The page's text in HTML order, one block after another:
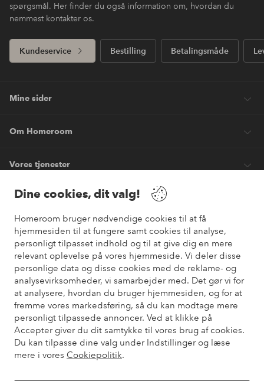
Dine cookies, dit valg!
Homeroom bruger nødvendige cookies til at få
hjemmesiden til at fungere samt cookies til analyse,
personligt tilpasset indhold og til at give dig en mere
relevant oplevelse på vores hjemmeside. Vi deler disse
personlige data og disse cookies med de reklame- og
analysevirksomheder, vi samarbejder med. Det gør vi for
at analysere, hvordan du bruger hjemmesiden, og for at
fremme vores markedsføring, så du kan modtage mere
personligt tilpassede annoncer. Ved at klikke på
Accepter giver du dit samtykke til vores brug af cookies.
Du kan tilpasse dine valg under Indstillinger og læse
mere i vores Cookiepolitik.
spørgsmål. Her finder du også information om, hvordan du
nemmest kontakter os.
Kundeservice Bestilling Betalingsmåde
Mine sider
Om Homeroom
Vores tjenester
Vilkår
Venner
Sikre betalinger
Vil du vide mere om vores betalingsmuligheder ?
elpy